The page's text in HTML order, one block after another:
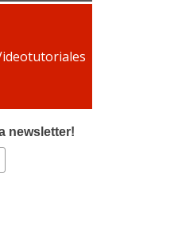
newsletter!